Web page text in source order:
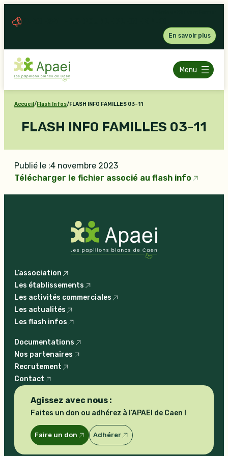
au
En savoir plus
Menu
Accueil / Flash Infos/ FLASH INFO FAMILLES 03-11
FLASH INFO FAMILLES 03-11
Publié le :4 novembre 2023
Télécharger le fichier associé au flash info
L’association
Les établissements
Les activités commerciales
Les actualités
Les flash infos
Documentations
Nos partenaires
Recrutement
Contact
Agissez avec nous :
Faites un don ou adhérez à l’APAEI de Caen !
Faire un don Adhérer